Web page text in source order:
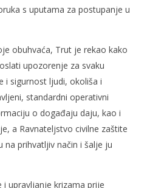
s uputama za postupanje u
obuhvaća, Trut je rekao kako
upozorenje za svaku
i sigurnost ljudi, okoliša i
standardni operativni
o događaju daju, kao i
a Ravnateljstvo civilne zaštite
na prihvatljiv način i šalje ju
upravljanje krizama prije